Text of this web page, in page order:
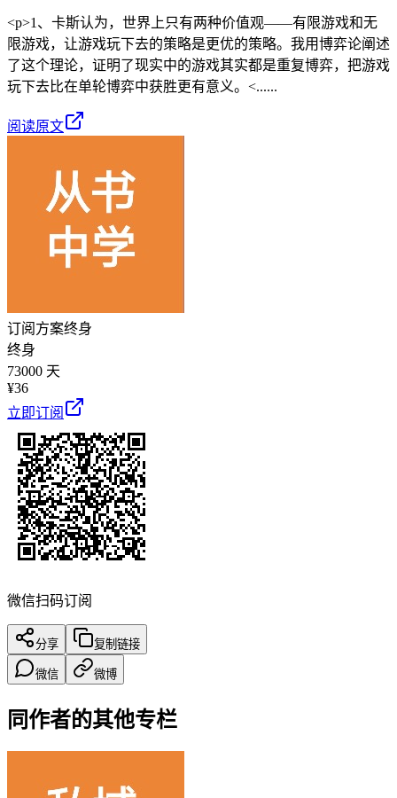
<p>1、卡斯认为，世界上只有两种价值观——有限游戏和无
限游戏，让游戏玩下去的策略是更优的策略。我用博弈论阐述
了这个理论，证明了现实中的游戏其实都是重复博弈，把游戏
玩下去比在单轮博弈中获胜更有意义。<......
阅读原文
订阅方案终身
终身
73000 天
¥36
立即订阅
微信扫码订阅
分享 复制链接
微信 微博
同作者的其他专栏